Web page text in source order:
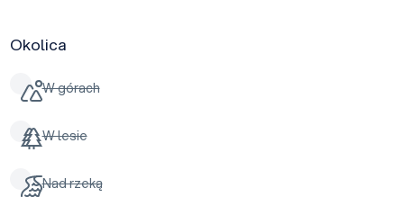
Okolica
W górach
W lesie
Nad rzeką